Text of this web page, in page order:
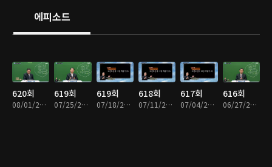
에피소드
620회
08/01/2026 • 33분
619회
07/25/2026 • 33분
619회
07/18/2026 • 33분
618회
07/11/2026 • 33분
617회
07/04/2026 • 33분
616회
06/27/2026 • 33분